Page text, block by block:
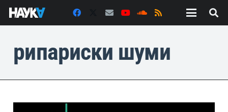
рипариски шуми